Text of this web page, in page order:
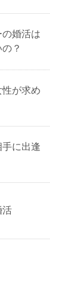
婚活は
？
が求め
に出逢
活